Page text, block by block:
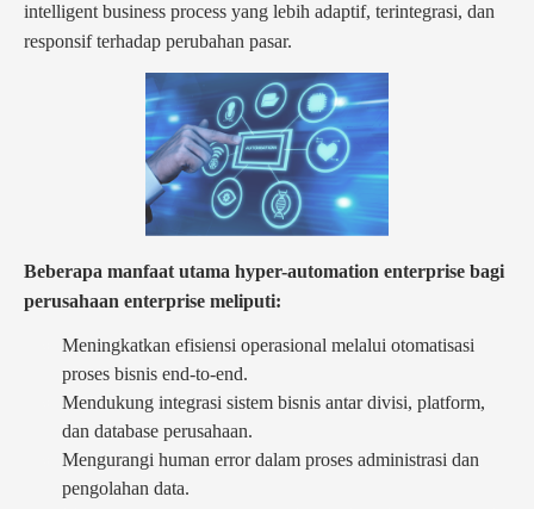
intelligent business process yang lebih adaptif, terintegrasi, dan
responsif terhadap perubahan pasar.
Beberapa manfaat utama hyper-automation enterprise bagi
perusahaan enterprise meliputi:
Meningkatkan efisiensi operasional melalui otomatisasi
proses bisnis end-to-end.
Mendukung integrasi sistem bisnis antar divisi, platform,
dan database perusahaan.
Mengurangi human error dalam proses administrasi dan
pengolahan data.